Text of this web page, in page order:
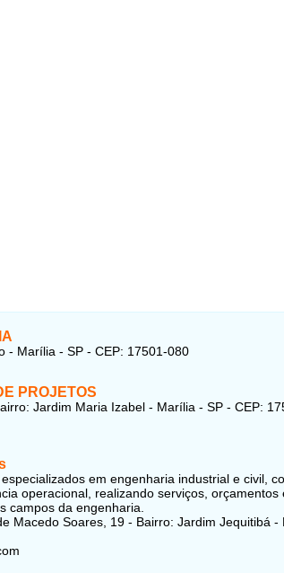
- Marília - SP - CEP: 17501-080
PROJETOS
Jardim Maria Izabel - Marília - SP - CEP:
em engenharia industrial e civil,
operacional, realizando serviços, orçamentos
campos da engenharia.
Macedo Soares, 19 - Bairro: Jardim Jequitibá -